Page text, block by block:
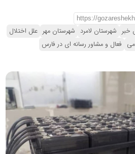
خبر شهرستان لامرد شهرستان مهر علل اختلال
فعال و مشاور رسانه ای در فارس